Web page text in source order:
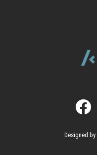
Designed by